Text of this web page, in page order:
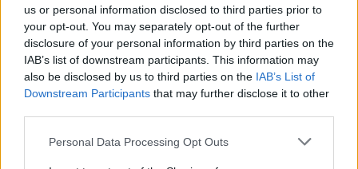
us or personal information disclosed to third parties prior to
your opt-out. You may separately opt-out of the further
disclosure of your personal information by third parties on the
IAB’s list of downstream participants. This information may
also be disclosed by us to third parties on the IAB’s List of
Downstream Participants that may further disclose it to other
Please note that this website/app uses one or more Google
Personal Data Processing Opt Outs
pénzt, mégse vegyél fel kölcsönt.